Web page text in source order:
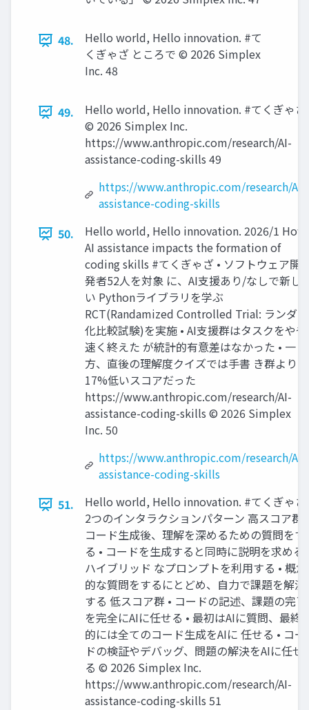
48.
Hello world, Hello innovation. #て
くぎゃざ ところで ©️ 2026 Simplex
Inc. 48
49.
Hello world, Hello innovation. #てくぎゃざ
©️ 2026 Simplex Inc.
https://www.anthropic.com/research/AI-
assistance-coding-skills 49
https://www.anthropic.com/research/AI-
assistance-coding-skills
50.
Hello world, Hello innovation. 2026/1 How
AI assistance impacts the formation of
coding skills #てくぎゃざ • ソフトウェア開
発者52人を対象 に、AI支援あり/なしで新し
い Pythonライブラリを学ぶ
RCT(Randamized Controlled Trial: ランダム
化比較試験)を実施 • AI支援群はタスクをやや
速く終えた が統計的有意差はなかった • 一
方、直後の理解度クイズでは手書 き群より
17%低いスコアだった
https://www.anthropic.com/research/AI-
assistance-coding-skills ©️ 2026 Simplex
Inc. 50
https://www.anthropic.com/research/AI-
assistance-coding-skills
51.
Hello world, Hello innovation. #てくぎゃざ
2つのインタラクションパターン 高スコア群 •
コード生成後、理解を深めるための質問をす
る • コードを生成すると同時に説明を求める
ハイブリッド なプロンプトを利用する • 概念
的な質問をするにとどめ、自力で課題を解決
する 低スコア群 • コードの記述、課題の完了
を完全にAIに任せる • 最初はAIに質問、最終
的には全てのコード生成をAIに 任せる • コー
ドの検証やデバッグ、問題の解決をAIに任せ
る ©️ 2026 Simplex Inc.
https://www.anthropic.com/research/AI-
assistance-coding-skills 51